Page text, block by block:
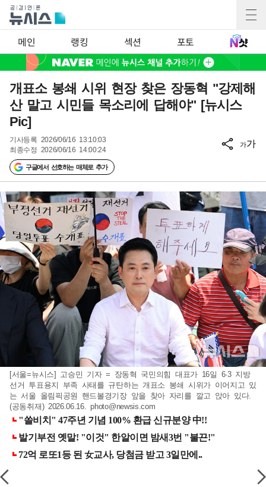
메인 랭킹 섹션 포토
개표소 봉쇄 시위 현장 찾은 장동혁 "강제해
산 말고 시민들 목소리에 답해야" [뉴시스
Pic]
기사등록 2026/06/16 13:10:03
최종수정 2026/06/16 14:00:24
구글에서 선호하는 매체로 추가
가가
[서울=뉴시스] 고승민 기자 = 장동혁 국민의힘 대표가 16일 6·3 지방
선거 투표용지 부족 사태를 규탄하는 개표소 봉쇄 시위가 이어지고 있
는 서울 올림픽공원 핸드볼경기장 앞을 찾아 자리를 깔고 앉아 있다.
(공동취재) 2026.06.16.photo@newsis.com